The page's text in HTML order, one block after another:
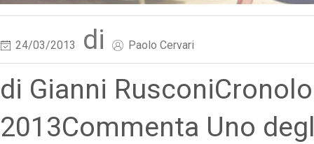
24/03/2013 di Paolo Cervari
di Gianni
2013Commenta Uno